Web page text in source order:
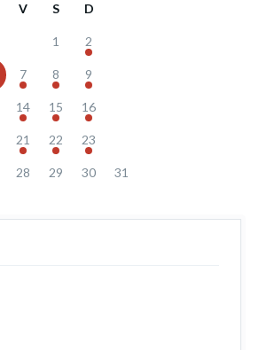
V S D
1 2
7 8 9
14 15 16
21 22 23
28 29 30 31